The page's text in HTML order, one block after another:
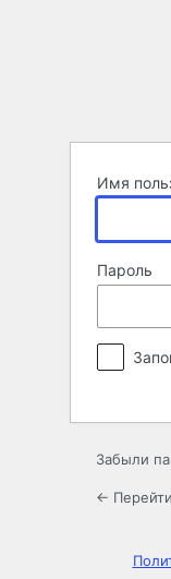
Имя
Пароль
Забыли
←